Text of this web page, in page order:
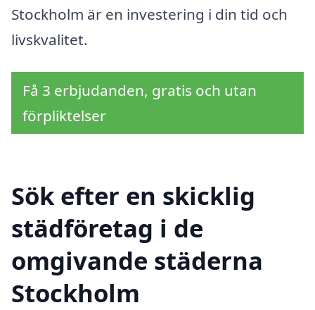
Stockholm är en investering i din tid och
livskvalitet.
Få 3 erbjudanden, gratis och utan
förpliktelser
Sök efter en skicklig
städföretag i de
omgivande städerna
Stockholm